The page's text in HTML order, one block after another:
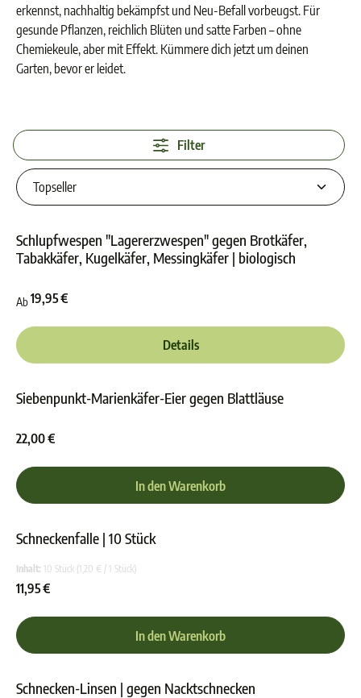
erkennst, nachhaltig bekämpfst und Neu-Befall vorbeugst. Für
gesunde Pflanzen, reichlich Blüten und satte Farben – ohne
Chemiekeule, aber mit Effekt. Kümmere dich jetzt um deinen
Garten, bevor er leidet.
Filter
Durchschnittliche
Schlupfwespen "Lagererzwespen" gegen Brotkäfer,
Tabakkäfer, Kugelkäfer, Messingkäfer | biologisch
Ab19,95 €
Details
Siebenpunkt-Marienkäfer-Eier gegen Blattläuse
22,00 €
In den Warenkorb
Schneckenfalle | 10 Stück
Inhalt: 10 Stück (1,20 € / 1 Stück)
11,95 €
In den Warenkorb
Schnecken-Linsen | gegen Nacktschnecken